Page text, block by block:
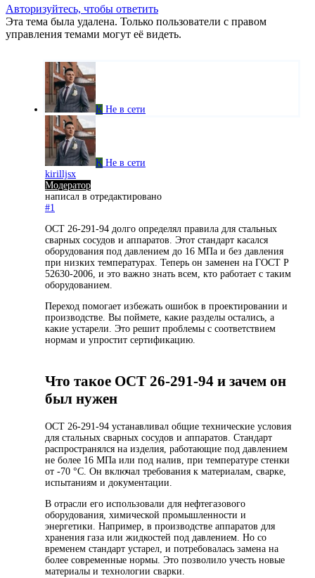
Авторизуйтесь, чтобы ответить
Эта тема была удалена. Только пользователи с правом
управления темами могут её видеть.
K Не в сети
K Не в сети
kirilljsx
Модератор
написал в отредактировано
#1
ОСТ 26-291-94 долго определял правила для стальных
сварных сосудов и аппаратов. Этот стандарт касался
оборудования под давлением до 16 МПа и без давления
при низких температурах. Теперь он заменен на ГОСТ Р
52630-2006, и это важно знать всем, кто работает с таким
оборудованием.
Переход помогает избежать ошибок в проектировании и
производстве. Вы поймете, какие разделы остались, а
какие устарели. Это решит проблемы с соответствием
нормам и упростит сертификацию.
Что такое ОСТ 26-291-94 и зачем он
был нужен
ОСТ 26-291-94 устанавливал общие технические условия
для стальных сварных сосудов и аппаратов. Стандарт
распространялся на изделия, работающие под давлением
не более 16 МПа или под налив, при температуре стенки
от -70 °С. Он включал требования к материалам, сварке,
испытаниям и документации.
В отрасли его использовали для нефтегазового
оборудования, химической промышленности и
энергетики. Например, в производстве аппаратов для
хранения газа или жидкостей под давлением. Но со
временем стандарт устарел, и потребовалась замена на
более современные нормы. Это позволило учесть новые
материалы и технологии сварки.